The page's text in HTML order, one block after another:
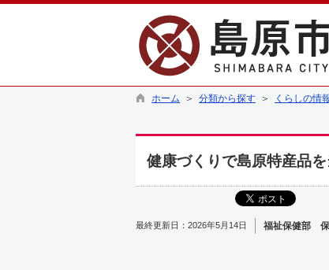
ホーム ＞ 分類から探す ＞ くらしの情
健康づくりで島原特産品
最終更新日：2026年5月14日 福祉保健部